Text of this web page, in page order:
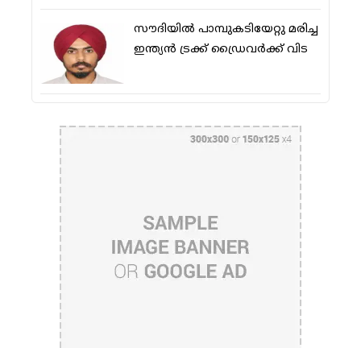
സൗദിയിൽ പാമ്പുകടിയേറ്റു മരിച്ച
ഇന്ത്യൻ ട്രക്ക് ഡ്രൈവർക്ക് വിട